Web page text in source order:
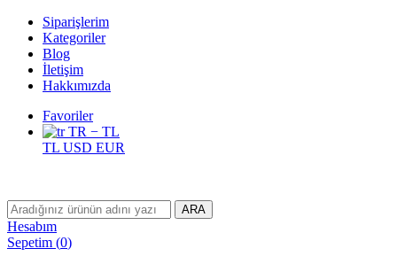
Siparişlerim
Kategoriler
Blog
İletişim
Hakkımızda
Favoriler
TR − TL
TL USD EUR
ARA
Hesabım
Sepetim (0)